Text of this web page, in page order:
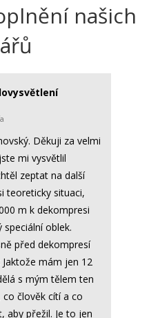
našich
Děkuji za velmi
mi vysvětlil
zeptat na další
teoreticky situaci,
m k dekompresi
oblek.
před dekompresí
mám jen 12
s mým tělem ten
člověk cítí a co
aby přežil. Je to jen